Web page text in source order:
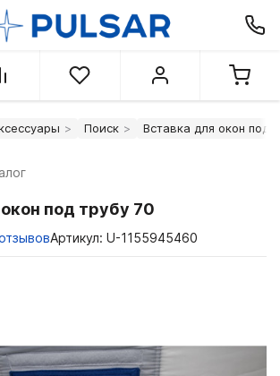
Поиск Вставка для окон под
под трубу 70
Артикул: U-1155945460